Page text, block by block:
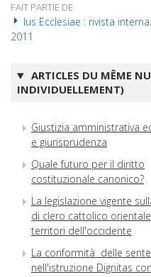
FAIT PARTIE DE
Ius Ecclesiae : rivista
2011
ARTICLES DU MÊME
INDIVIDUELLEMENT)
Giustizia amministrativa
e giurisprudenza
Quale futuro per il diritto
costituzionale canonico?
La legislazione vigente
di clero cattolico
territori dell'occidente
La conformità delle
nell'istruzione Dignitas